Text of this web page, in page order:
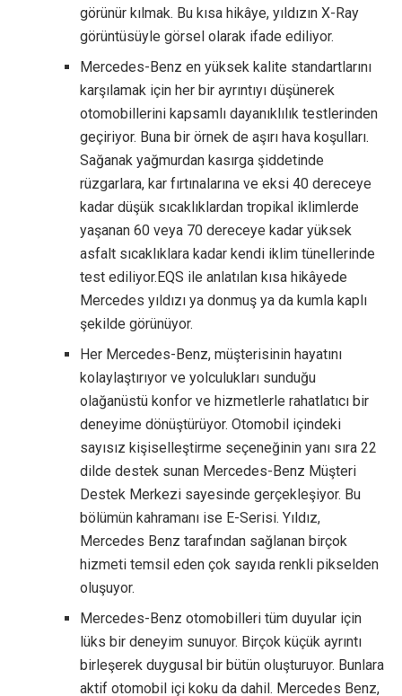
görünür kılmak. Bu kısa hikâye, yıldızın X-Ray
görüntüsüyle görsel olarak ifade ediliyor.
Mercedes-Benz en yüksek kalite standartlarını
karşılamak için her bir ayrıntıyı düşünerek
otomobillerini kapsamlı dayanıklılık testlerinden
geçiriyor. Buna bir örnek de aşırı hava koşulları.
Sağanak yağmurdan kasırga şiddetinde
rüzgarlara, kar fırtınalarına ve eksi 40 dereceye
kadar düşük sıcaklıklardan tropikal iklimlerde
yaşanan 60 veya 70 dereceye kadar yüksek
asfalt sıcaklıklara kadar kendi iklim tünellerinde
test ediliyor.​EQS ile anlatılan kısa hikâyede
Mercedes yıldızı ya donmuş ya da kumla kaplı
şekilde görünüyor.
Her Mercedes-Benz, müşterisinin hayatını
kolaylaştırıyor ve yolculukları sunduğu
olağanüstü konfor ve hizmetlerle rahatlatıcı bir
deneyime dönüştürüyor. Otomobil içindeki
sayısız kişiselleştirme seçeneğinin yanı sıra 22
dilde destek sunan Mercedes-Benz Müşteri
Destek Merkezi sayesinde gerçekleşiyor. Bu
bölümün kahramanı ise E-Serisi. Yıldız,
Mercedes Benz tarafından sağlanan birçok
hizmeti temsil eden çok sayıda renkli pikselden
oluşuyor.
Mercedes-Benz otomobilleri tüm duyular için
lüks bir deneyim sunuyor. Birçok küçük ayrıntı
birleşerek duygusal bir bütün oluşturuyor. Bunlara
aktif otomobil içi koku da dahil. Mercedes Benz,